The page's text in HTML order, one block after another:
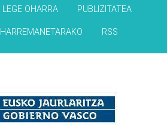
LEGE OHARRA PUBLIZITATEA
HARREMANETARAKO RSS